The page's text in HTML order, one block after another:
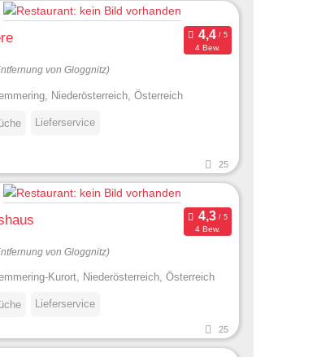
4 Bew.
von Gloggnitz)
Niederösterreich, Österreich
Lieferservice
25
4 Bew.
von Gloggnitz)
Kurort, Niederösterreich, Österreich
Lieferservice
25